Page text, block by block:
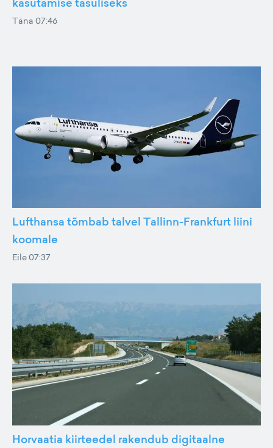
Täna 07:46
Lufthansa tõmbab talvel Tallinn-Frankfurt liini
koomale
Eile 07:37
Horvaatia kiirteedel rakendub digitaalne